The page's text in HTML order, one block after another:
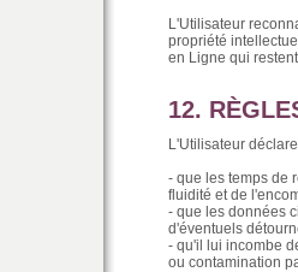
L'Utilisateur
propriété
en Ligne qui
12.
L'Utilisateur
- que les temps de
fluidité et de
- que les données
d'éventuels
- qu'il lui incombe
ou contamination